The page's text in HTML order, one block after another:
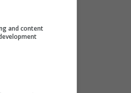
non
gol a
non
dentro
and content